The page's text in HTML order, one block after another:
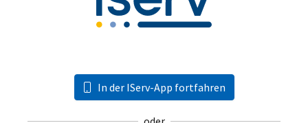
In der IServ-App fortfahren